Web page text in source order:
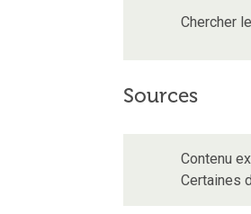
Chercher
Sources
Contenu
Certaines